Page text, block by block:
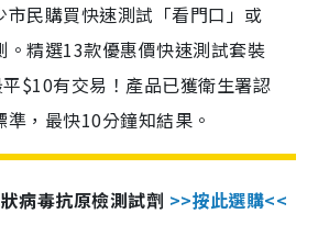
市民購買快速測試「看門口」或
。精選13款優惠價快速測試套裝
$10有交易！產品已獲衛生署認
，最快10分鐘知結果。
病毒抗原檢測試劑 >>按此選購<<